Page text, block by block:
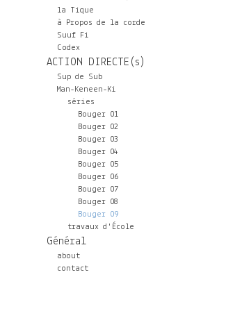
la Tique
à Propos de la corde
Suuf Fi
Codex
ACTION DIRECTE(s)
Sup de Sub
Man-Keneen-Ki
séries
Bouger 01
Bouger 02
Bouger 03
Bouger 04
Bouger 05
Bouger 06
Bouger 07
Bouger 08
Bouger 09
travaux d'École
Général
about
contact